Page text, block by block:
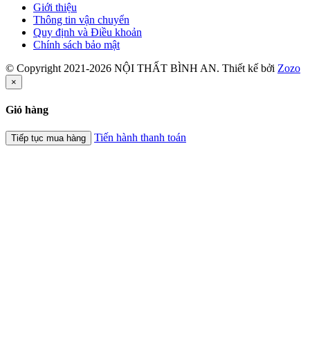
Giới thiệu
Thông tin vận chuyển
Quy định và Điều khoản
Chính sách bảo mật
© Copyright 2021-2026 NỘI THẤT BÌNH AN. Thiết kế bởi Zozo
×
Giỏ hàng
Tiếp tục mua hàng Tiến hành thanh toán